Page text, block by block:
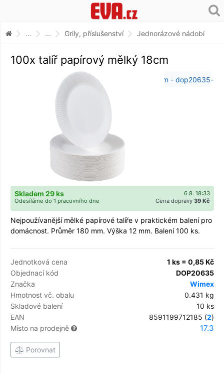
... ... Grily, příslušenství Jednorázové nádobí
100x talíř papírový mělký 18cm
6.8. 18:33
Skladem 29 ks
Cena dopravy 39 Kč
Odesíláme do 1 pracovního dne
Nejpoužívanější mělké papírové talíře v praktickém balení pro
domácnost. Průměr 180 mm. Výška 12 mm. Balení 100 ks.
Jednotková cena
1 ks = 0,85 Kč
Objednací kód
DOP20635
Značka
Wimex
Hmotnost vč. obalu
0.431 kg
Skladové balení
10 ks
EAN
8591199712185 (2)
Místo na prodejně
17.3
Porovnat